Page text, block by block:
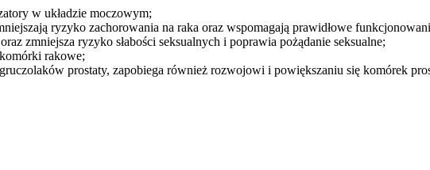
w układzie moczowym;
ryzyko zachorowania na raka oraz wspomagają prawidłowe
zmniejsza ryzyko słabości seksualnych i poprawia pożądanie seksualne;
rakowe;
prostaty, zapobiega również rozwojowi i powiększaniu się komórek